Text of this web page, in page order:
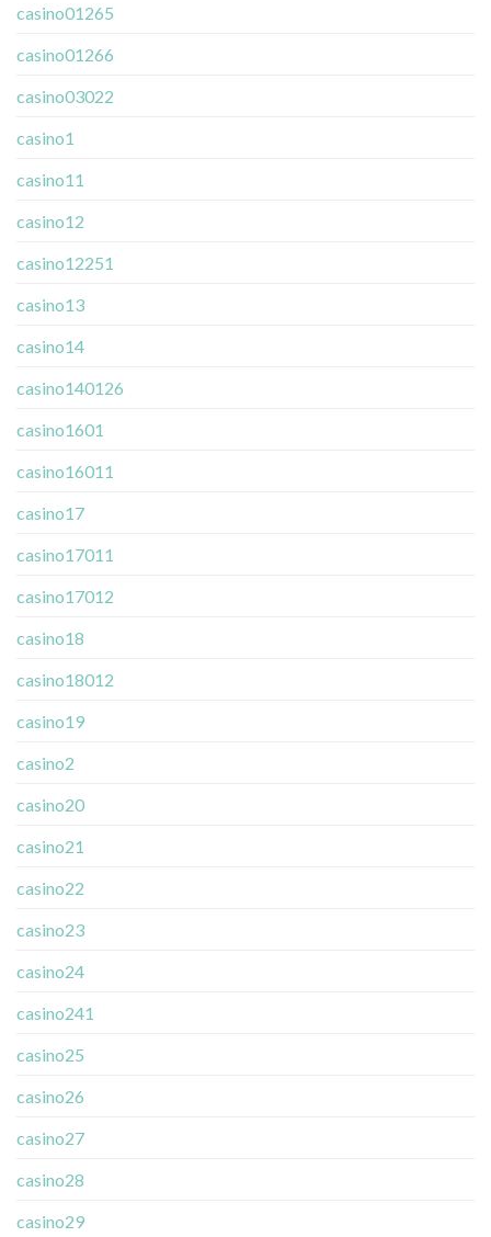
casino01265
casino01266
casino03022
casino1
casino11
casino12
casino12251
casino13
casino14
casino140126
casino1601
casino16011
casino17
casino17011
casino17012
casino18
casino18012
casino19
casino2
casino20
casino21
casino22
casino23
casino24
casino241
casino25
casino26
casino27
casino28
casino29